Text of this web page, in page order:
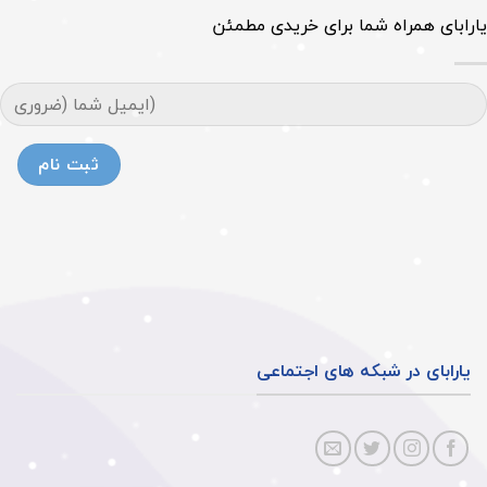
یارابای همراه شما برای خریدی مطمئن
یارابای در شبکه های اجتماعی